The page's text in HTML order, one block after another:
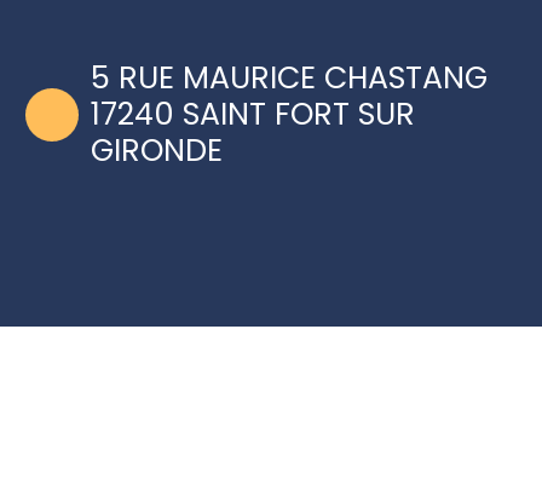
5 RUE MAURICE CHASTANG
17240 SAINT FORT SUR
GIRONDE